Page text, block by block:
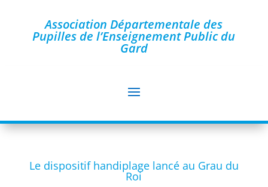
Association Départementale des
Pupilles de l’Enseignement Public du
Gard
Le dispositif handiplage lancé au Grau du
Roi